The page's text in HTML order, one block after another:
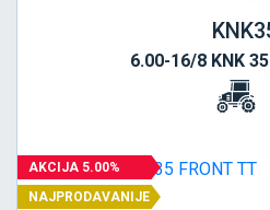
6.00-16/8 KNK
AKCIJA 5.00%
NAJPRODAVANIJE